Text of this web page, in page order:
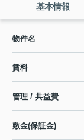
基本情報
物件名
賃料
管理 / 共益費
敷金(保証金)